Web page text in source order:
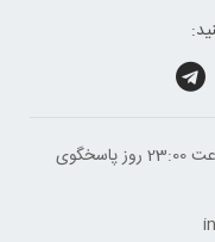
هر روز تمام ایام هفته از ساعت 8:30 الی ساعت 23:00 ‌روز پاسخگوی